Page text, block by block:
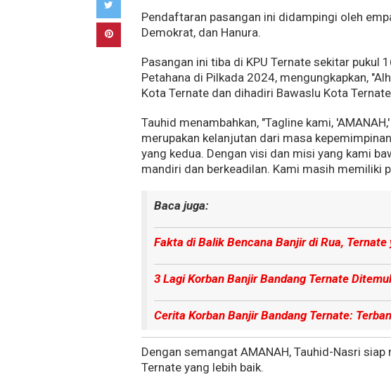
Pendaftaran pasangan ini didampingi oleh
Demokrat, dan Hanura.
Pasangan ini tiba di KPU Ternate sekitar pukul
Petahana di Pilkada 2024, mengungkapkan,
Kota Ternate dan dihadiri Bawaslu Kota
Tauhid menambahkan, "Tagline kami,
merupakan kelanjutan dari masa
yang kedua. Dengan visi dan misi yang kami
mandiri dan berkeadilan. Kami masih memiliki
Baca juga:
Fakta di Balik Bencana Banjir di Rua,
3 Lagi Korban Banjir Bandang Ternate
Cerita Korban Banjir Bandang Ternate:
Dengan semangat AMANAH, Tauhid-Nasri
Ternate yang lebih baik.